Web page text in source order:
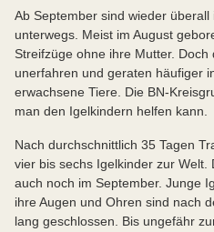
Ab September sind wieder
unterwegs. Meist im August
Streifzüge ohne ihre Mutter.
unerfahren und geraten häufiger
erwachsene Tiere. Die BN-
man den Igelkindern helfen kann.
Nach durchschnittlich 35 Tagen
vier bis sechs Igelkinder zur Welt.
auch noch im September. Junge
ihre Augen und Ohren sind nach
lang geschlossen. Bis ungefähr